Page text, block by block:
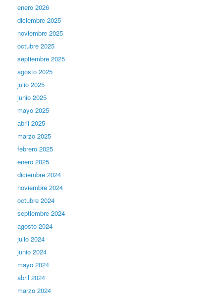
enero 2026
diciembre 2025
noviembre 2025
octubre 2025
septiembre 2025
agosto 2025
julio 2025
junio 2025
mayo 2025
abril 2025
marzo 2025
febrero 2025
enero 2025
diciembre 2024
noviembre 2024
octubre 2024
septiembre 2024
agosto 2024
julio 2024
junio 2024
mayo 2024
abril 2024
marzo 2024